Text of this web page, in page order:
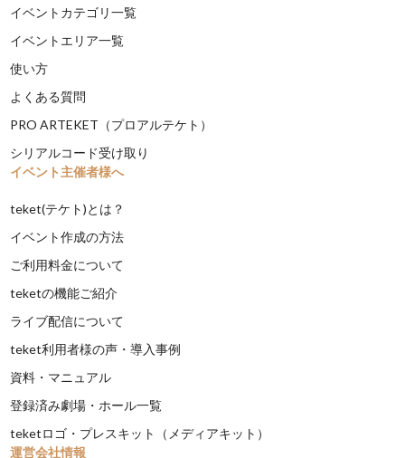
イベントカテゴリ一覧
イベントエリア一覧
使い方
よくある質問
PRO ARTEKET（プロアルテケト）
シリアルコード受け取り
イベント主催者様へ
teket(テケト)とは？
イベント作成の方法
ご利用料金について
teketの機能ご紹介
ライブ配信について
teket利用者様の声・導入事例
資料・マニュアル
登録済み劇場・ホール一覧
teketロゴ・プレスキット（メディアキット）
運営会社情報